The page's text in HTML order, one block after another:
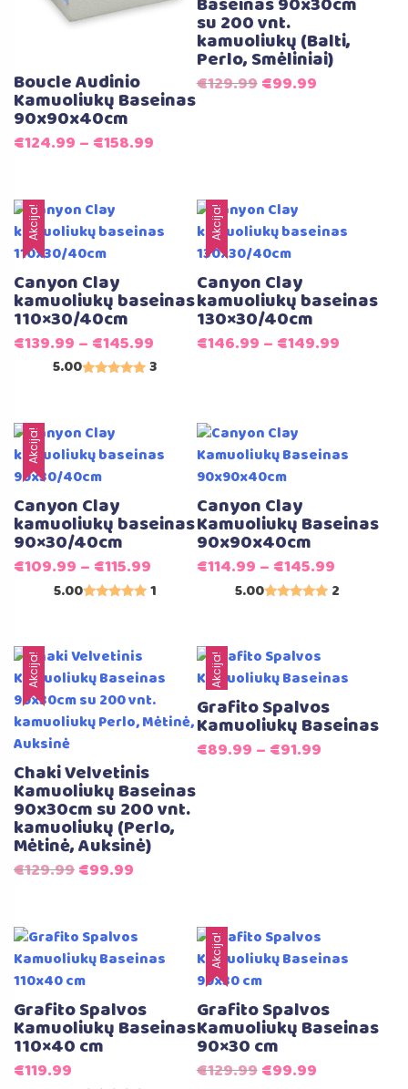
Boucle Audinio
Kamuoliukų Baseinas
90x90x40cm
€124.99 – €158.99
su 200 vnt.
kamuoliukų (Balti,
Perlo, Smėliniai)
€129.99Original
€99.99Current
Akcija!
Canyon Clay
kamuoliukų baseinas
110×30/40cm
€139.99 – €145.99
5.00 3
Akcija!
Canyon Clay
kamuoliukų baseinas
130×30/40cm
€146.99 – €149.99
Akcija!
Canyon Clay
kamuoliukų baseinas
90×30/40cm
€109.99 – €115.99
5.00 1
Canyon Clay
Kamuoliukų Baseinas
90x90x40cm
€114.99 – €145.99
5.00 2
Akcija!
Chaki Velvetinis
Kamuoliukų Baseinas
90x30cm su 200 vnt.
kamuoliukų (Perlo,
Mėtinė, Auksinė)
€129.99Original
€129.99.
€99.99
€99.99.
Akcija!
Grafito Spalvos
Kamuoliukų Baseinas
€89.99 – €91.99
Grafito Spalvos
Kamuoliukų Baseinas
110×40 cm
€119.99
Akcija!
Grafito Spalvos
Kamuoliukų Baseinas
90×30 cm
€129.99Original
€99.99Current